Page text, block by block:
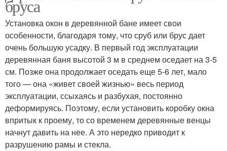
бруса
Установка окон в деревянной бане имеет свои
особенности, благодаря тому, что сруб или брус дает
очень большую усадку. В первый год эксплуатации
деревянная баня высотой 3 м в среднем оседает на 3-5
см. Позже она продолжает оседать еще 5-6 лет, мало
того — она «живет своей жизнью» весь период
эксплуатации, ссыхаясь и разбухая, постоянно
деформируясь. Поэтому, если установить коробку окна
впритык к проему, то со временем деревянные венцы
начнут давить на нее. А это нередко приводит к
разрушению рамы и стекла.